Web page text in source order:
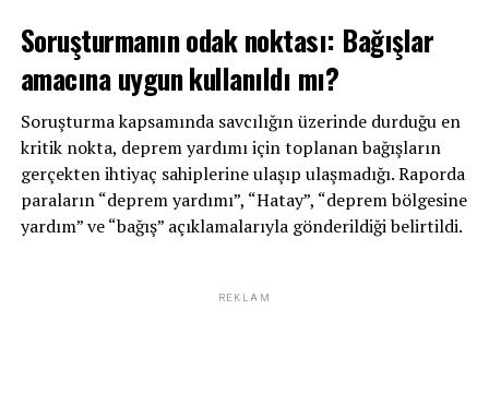
Soruşturmanın odak noktası: Bağışlar
amacına uygun kullanıldı mı?
Soruşturma kapsamında savcılığın üzerinde durduğu en
kritik nokta, deprem yardımı için toplanan bağışların
gerçekten ihtiyaç sahiplerine ulaşıp ulaşmadığı. Raporda
paraların “deprem yardımı”, “Hatay”, “deprem bölgesine
yardım” ve “bağış” açıklamalarıyla gönderildiği belirtildi.
REKLAM